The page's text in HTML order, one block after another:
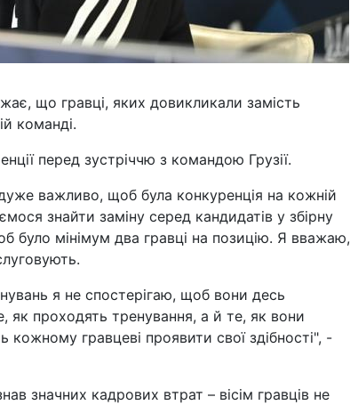
що гравці, яких довикликали замість
команді.
перед зустріччю з командою Грузії.
важливо, щоб була конкуренція на кожній
знайти заміну серед кандидатів у збірну
було мінімум два гравці на позицію. Я вважаю,
я не спостерігаю, щоб вони десь
проходять тренування, а й те, як вони
гравцеві проявити свої здібності", -
значних кадрових втрат – вісім гравців не